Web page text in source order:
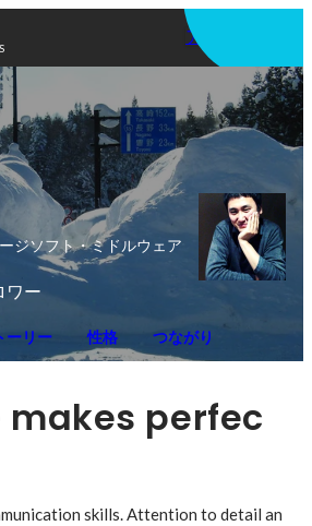
アプリを使う
ジソフト・ミドルウェア
ワー
ーリー 性格 つながり
makes perfec
skills. Attention to detail an